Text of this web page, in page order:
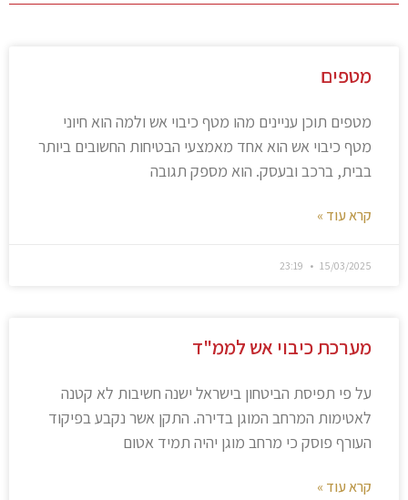
מטפים
מטפים תוכן עניינים מהו מטף כיבוי אש ולמה הוא חיוני
מטף כיבוי אש הוא אחד מאמצעי הבטיחות החשובים ביותר
בבית, ברכב ובעסק. הוא מספק תגובה
קרא עוד »
15/03/2025
מערכת כיבוי אש לממ"ד
על פי תפיסת הביטחון בישראל ישנה חשיבות לא קטנה
לאטימות המרחב המוגן בדירה. התקן אשר נקבע בפיקוד
העורף פוסק כי מרחב מוגן יהיה תמיד אטום
קרא עוד »